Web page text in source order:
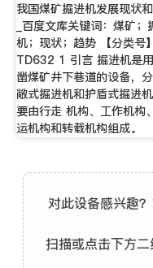
我国煤矿掘进机发展现状
_百度文库关键词：煤矿；
机；现状；趋势 【分类号】
TD632 1 引言 掘进机是
凿煤矿井下巷道的设备，
敞式掘进机和护盾式掘进
要由行走 机构、工作机构
运机构和转载机构组成。
对此设备感兴趣
扫描或点击下方二